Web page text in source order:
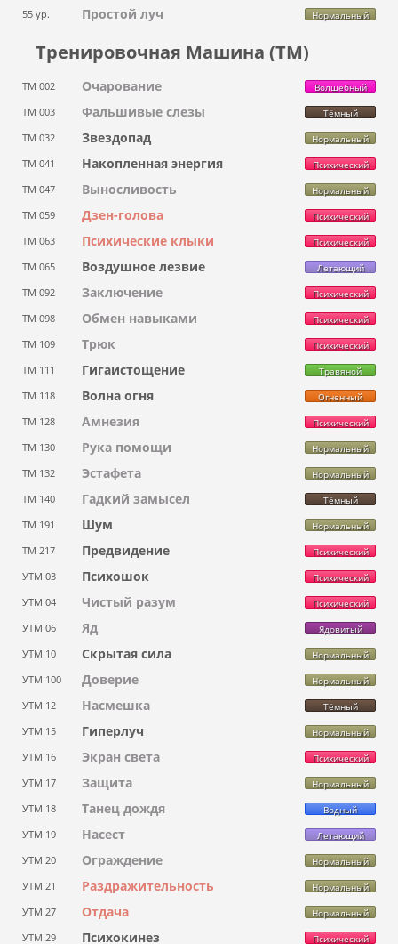
55 ур. Простой луч Нормальный
Тренировочная Машина (ТМ)
ТМ 002 Очарование Волшебный
ТМ 003 Фальшивые слезы Тёмный
ТМ 032 Звездопад Нормальный
ТМ 041 Накопленная энергия Психический
ТМ 047 Выносливость Нормальный
ТМ 059 Дзен-голова Психический
ТМ 063 Психические клыки Психический
ТМ 065 Воздушное лезвие Летающий
ТМ 092 Заключение Психический
ТМ 098 Обмен навыками Психический
ТМ 109 Трюк Психический
ТМ 111 Гигаистощение Травяной
ТМ 118 Волна огня Огненный
ТМ 128 Амнезия Психический
ТМ 130 Рука помощи Нормальный
ТМ 132 Эстафета Нормальный
ТМ 140 Гадкий замысел Тёмный
ТМ 191 Шум Нормальный
ТМ 217 Предвидение Психический
УТМ 03 Психошок Психический
УТМ 04 Чистый разум Психический
УТМ 06 Яд Ядовитый
УТМ 10 Скрытая сила Нормальный
УТМ 100 Доверие Нормальный
УТМ 12 Насмешка Тёмный
УТМ 15 Гиперлуч Нормальный
УТМ 16 Экран света Психический
УТМ 17 Защита Нормальный
УТМ 18 Танец дождя Водный
УТМ 19 Насест Летающий
УТМ 20 Ограждение Нормальный
УТМ 21 Раздражительность Нормальный
УТМ 27 Отдача Нормальный
УТМ 29 Психокинез Психический